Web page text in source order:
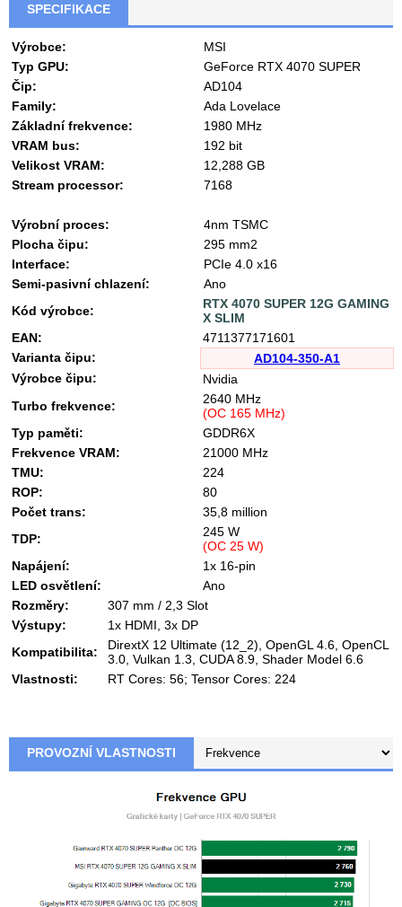
SPECIFIKACE
Výrobce:
MSI
Typ GPU:
GeForce RTX 4070 SUPER
Čip:
AD104
Family:
Ada Lovelace
Základní frekvence:
1980 MHz
VRAM bus:
192 bit
Velikost VRAM:
12,288 GB
Stream processor:
7168
Výrobní proces:
4nm TSMC
Plocha čipu:
295 mm2
Interface:
PCIe 4.0 x16
Semi-pasivní chlazení:
Ano
Kód výrobce:
RTX 4070 SUPER 12G GAMING
X SLIM
EAN:
4711377171601
Varianta čipu:
AD104-350-A1
Výrobce čipu:
Nvidia
Turbo frekvence:
2640 MHz
(OC 165 MHz)
Typ paměti:
GDDR6X
Frekvence VRAM:
21000 MHz
TMU:
224
ROP:
80
Počet trans:
35,8 million
TDP:
245 W
(OC 25 W)
Napájení:
1x 16-pin
LED osvětlení:
Ano
Rozměry:
307 mm / 2,3 Slot
Výstupy:
1x HDMI, 3x DP
Kompatibilita:
DirextX 12 Ultimate (12_2), OpenGL 4.6, OpenCL
3.0, Vulkan 1.3, CUDA 8.9, Shader Model 6.6
Vlastnosti:
RT Cores: 56; Tensor Cores: 224
PROVOZNÍ VLASTNOSTI